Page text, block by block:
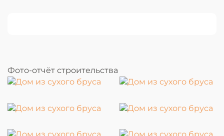
Фото-отчёт строительства